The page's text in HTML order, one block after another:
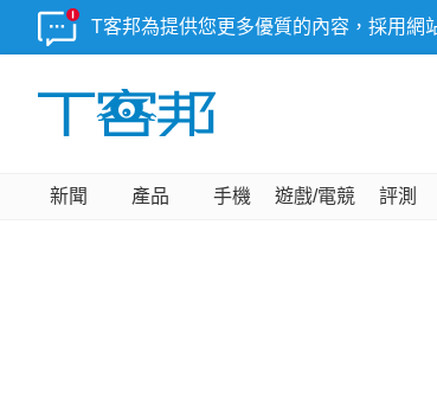
T客邦為提供您更多優質的內容，採用網
新聞 產品 手機 遊戲/電競 評測